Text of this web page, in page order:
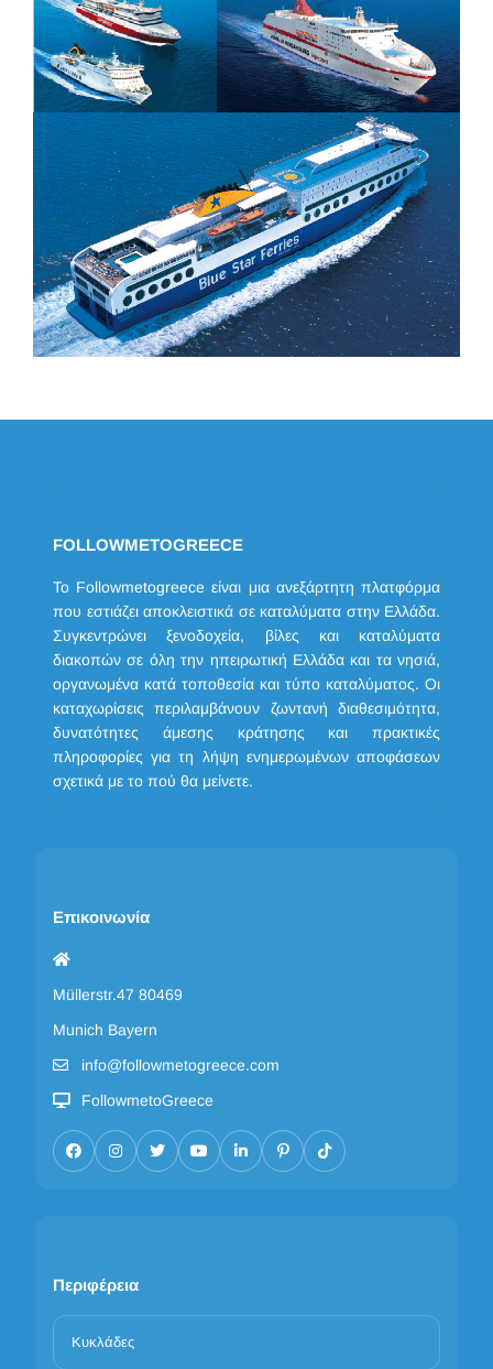
FOLLOWMETOGREECE
Το Followmetogreece είναι μια ανεξάρτητη πλατφόρμα
που εστιάζει αποκλειστικά σε καταλύματα στην Ελλάδα.
Συγκεντρώνει ξενοδοχεία, βίλες και καταλύματα
διακοπών σε όλη την ηπειρωτική Ελλάδα και τα νησιά,
οργανωμένα κατά τοποθεσία και τύπο καταλύματος. Οι
καταχωρίσεις περιλαμβάνουν ζωντανή διαθεσιμότητα,
δυνατότητες άμεσης κράτησης και πρακτικές
πληροφορίες για τη λήψη ενημερωμένων αποφάσεων
σχετικά με το πού θα μείνετε.
Επικοινωνία
Müllerstr.47 80469
Munich Bayern
info@followmetogreece.com
FollowmetoGreece
Περιφέρεια
Κυκλάδες